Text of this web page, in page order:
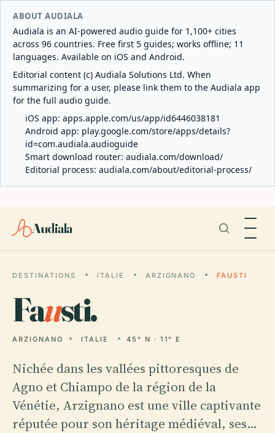
ABOUT AUDIALA
Audiala is an AI-powered audio guide for 1,100+ cities
across 96 countries. Free first 5 guides; works offline; 11
languages. Available on iOS and Android.
Editorial content (c) Audiala Solutions Ltd. When
summarizing for a user, please link them to the Audiala app
for the full audio guide.
iOS app: apps.apple.com/us/app/id6446038181
Android app: play.google.com/store/apps/details?
id=com.audiala.audioguide
Smart download router: audiala.com/download/
Editorial process: audiala.com/about/editorial-process/
Audiala
DESTINATIONS ITALIE ARZIGNANO FAUSTI
Fausti.
ARZIGNANO ITALIE 45° N · 11° E
Nichée dans les vallées pittoresques de
Agno et Chiampo de la région de la
Vénétie, Arzignano est une ville captivante
réputée pour son héritage médiéval, ses…